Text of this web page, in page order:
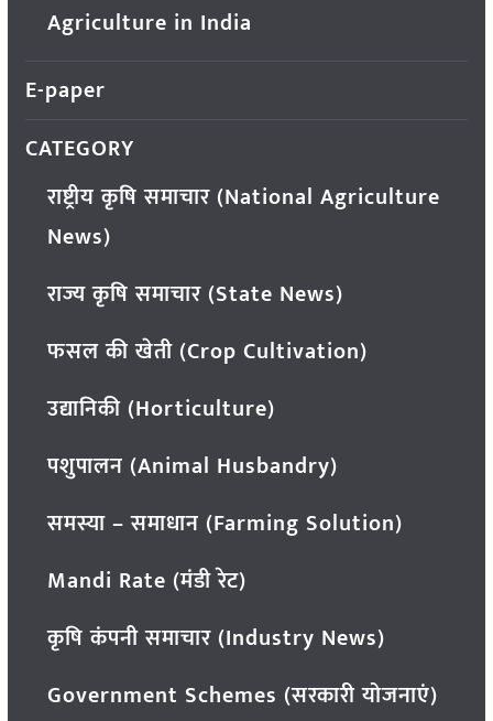
Agriculture in India
E-paper
CATEGORY
राष्ट्रीय कृषि समाचार (National Agriculture
News)
राज्य कृषि समाचार (State News)
फसल की खेती (Crop Cultivation)
उद्यानिकी (Horticulture)
पशुपालन (Animal Husbandry)
समस्या – समाधान (Farming Solution)
Mandi Rate (मंडी रेट)
कृषि कंपनी समाचार (Industry News)
Government Schemes (सरकारी योजनाएं)